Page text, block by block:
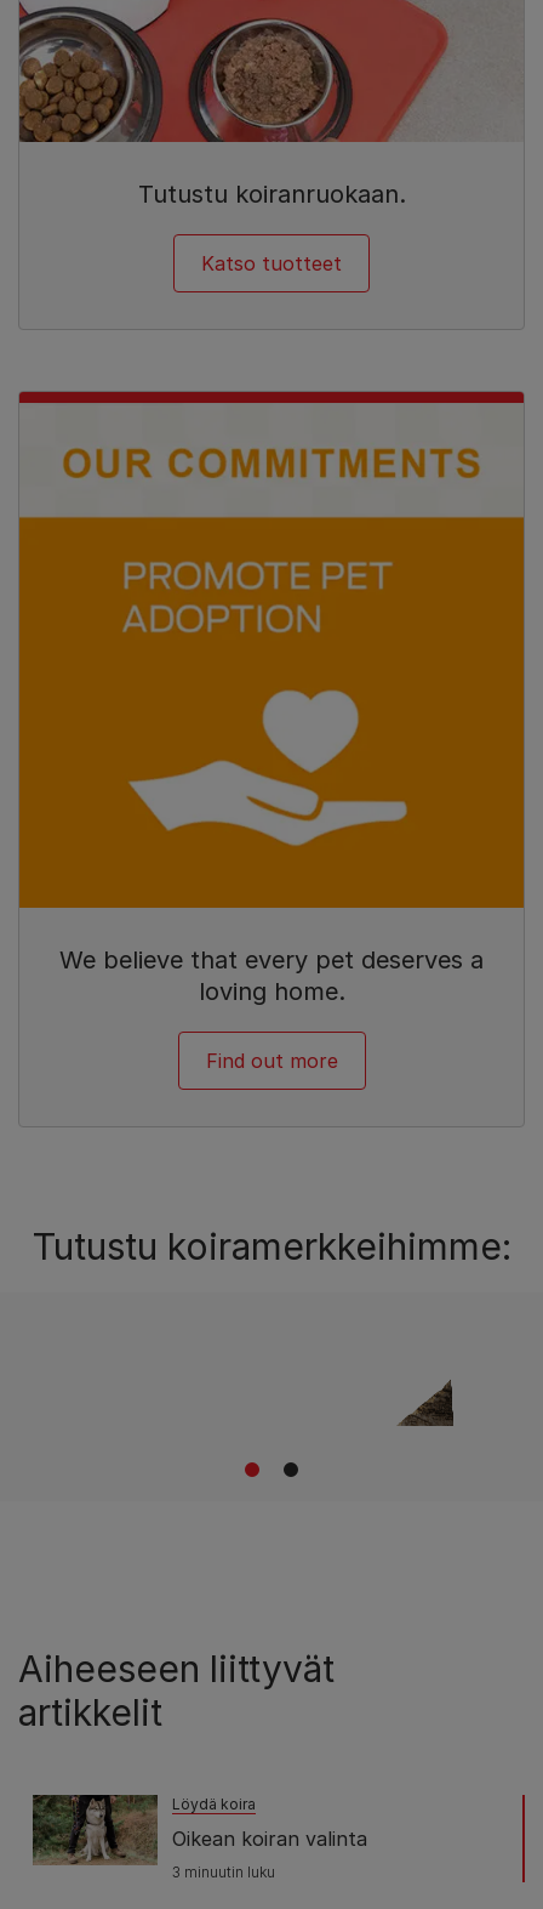
Tutustu koiranruokaan.
Katso tuotteet
We believe that every pet deserves a
loving home.
Find out more
Tutustu koiramerkkeihimme:
1 2
Aiheeseen liittyvät
artikkelit
Löydä koira
Oikean koiran valinta
3 minuutin luku